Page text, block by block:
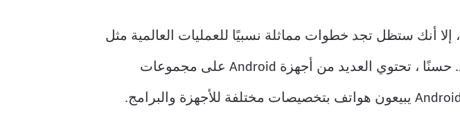
على الرغم من أن هواتف Android أكثر تنوعًا على عكس طرز iOS ، إلا أنك ستظل تجد خطوات مماثلة نسبيًا للعمليات العالمية مثل
التقاط لقطة شاشة أو إعادة التشغيل أو التمهيد في وضع الاسترداد. حسنًا ، تحتوي العديد من أجهزة Android على مجموعات
مفاتيح مختلفة للتمهيد في وضع الاسترداد. ذلك لأن صانعي هواتف Android يبيعون هواتف بتخصيصات مختلفة للأجهزة والبرامج.